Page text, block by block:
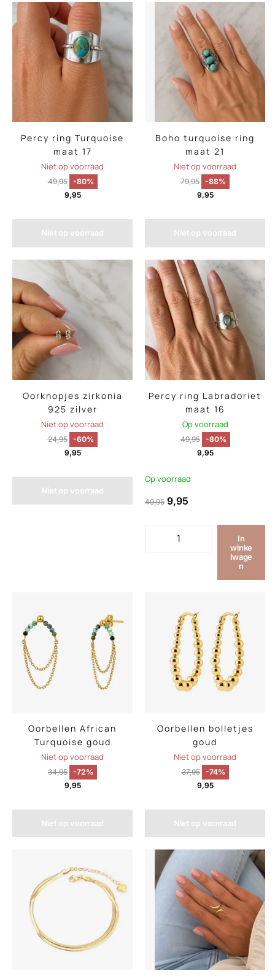
Percy ring Turquoise
maat 17
Niet op voorraad
49,95
-80%
9,95
Niet op voorraad
Boho turquoise ring
maat 21
Niet op voorraad
79,95 -88%
9,95
Niet op voorraad
Oorknopjes zirkonia
925 zilver
Niet op voorraad
24,95
-60%
9,95
Niet op voorraad
Percy ring Labradoriet
maat 16
Op voorraad
49,95
-80%
9,95
Op voorraad
49,95 9,95
In
winke
lwage
n
Oorbellen African
Turquoise goud
Niet op voorraad
34,95 -72%
9,95
Niet op voorraad
Oorbellen bolletjes
goud
Niet op voorraad
37,95
-74%
9,95
Niet op voorraad